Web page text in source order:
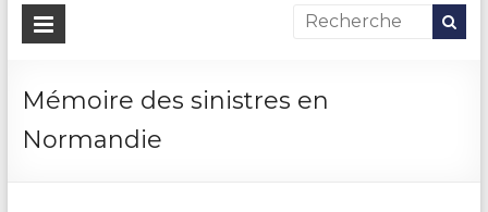
Normandie Livre & Lecture
L'agence de coopération des métiers du livre en Normandie
Mémoire des sinistres en
Normandie